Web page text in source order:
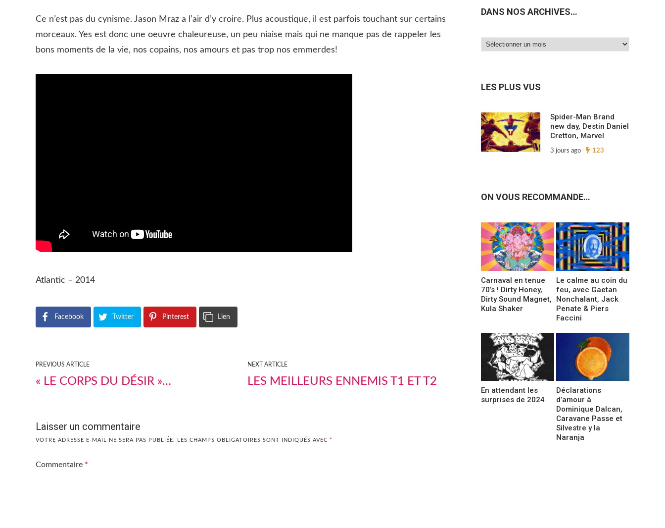
Ce n’est pas du cynisme. Jason Mraz a l’air d’y croire. Plus acoustique, il est parfois touchant sur certains
morceaux. Yes est donc une oeuvre chaleureuse, un peu niaise mais qui ne manque pas de rappeler les
bons moments de la vie, nos copains, nos amours et pas trop nos emmerdes!
Atlantic – 2014
Facebook Twitter Pinterest Lien
PREVIOUS ARTICLE
« LE CORPS DU DÉSIR »…
NEXT ARTICLE
LES MEILLEURS ENNEMIS T1 ET T2
Laisser un commentaire
VOTRE ADRESSE E-MAIL NE SERA PAS PUBLIÉE. LES CHAMPS OBLIGATOIRES SONT INDIQUÉS AVEC *
Commentaire *
DANS NOS ARCHIVES…
Dans
LES PLUS VUS
Spider-Man Brand
new day, Destin Daniel
Cretton, Marvel
3 jours ago 123
ON VOUS RECOMMANDE…
Carnaval en tenue
70’s ! Dirty Honey,
Dirty Sound Magnet,
Kula Shaker
Le calme au coin du
feu, avec Gaetan
Nonchalant, Jack
Penate & Piers
Faccini
En attendant les
surprises de 2024
Déclarations
d’amour à
Dominique Dalcan,
Caravane Passe et
Silvestre y la
Naranja